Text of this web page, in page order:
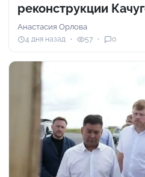
реконструкции
Анастасия Орлова
4 дня назад 57 0